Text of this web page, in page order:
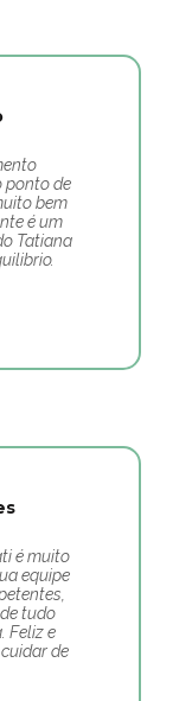
ponto de
bem
é um
Tatiana
é muito
equipe
tudo
Feliz e
de